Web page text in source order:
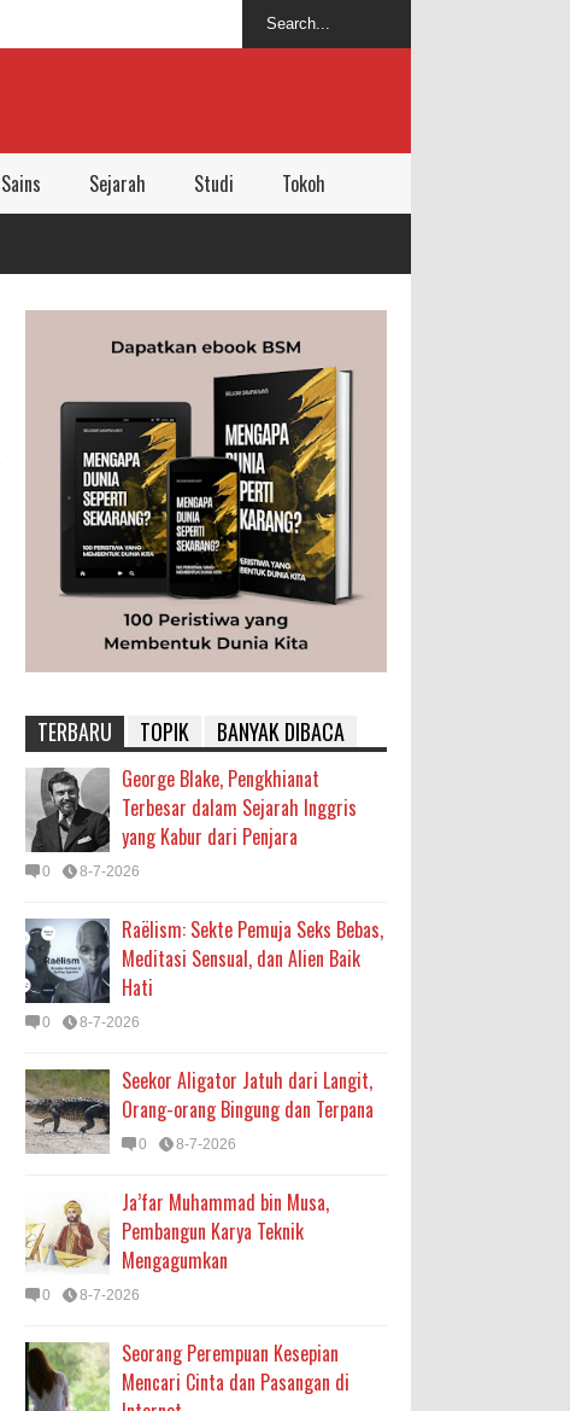
Sains Sejarah Studi Tokoh
TERBARU TOPIK BANYAK DIBACA
George Blake, Pengkhianat
Terbesar dalam Sejarah Inggris
yang Kabur dari Penjara
0 8-7-2026
Raëlism: Sekte Pemuja Seks Bebas,
Meditasi Sensual, dan Alien Baik
Hati
0 8-7-2026
Seekor Aligator Jatuh dari Langit,
Orang-orang Bingung dan Terpana
0 8-7-2026
Ja’far Muhammad bin Musa,
Pembangun Karya Teknik
Mengagumkan
0 8-7-2026
Seorang Perempuan Kesepian
Mencari Cinta dan Pasangan di